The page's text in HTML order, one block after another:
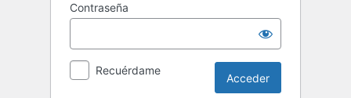
Contraseña
Recuérdame